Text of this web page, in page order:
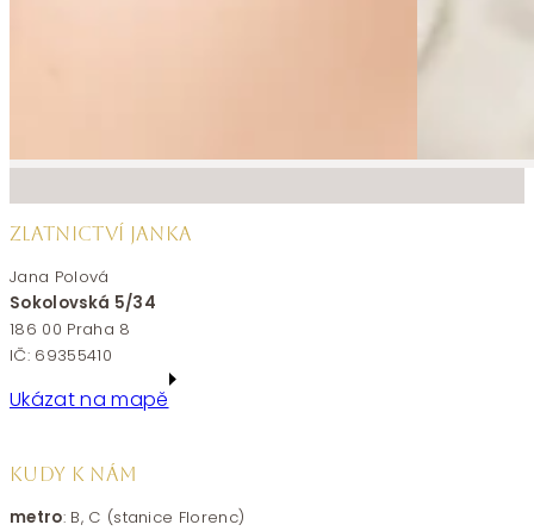
ZLATNICTVÍ JANKA
Jana Polová
Sokolovská 5/34
186 00 Praha 8
IČ: 69355410
Ukázat na mapě
KUDY K NÁM
metro: B, C (stanice Florenc)